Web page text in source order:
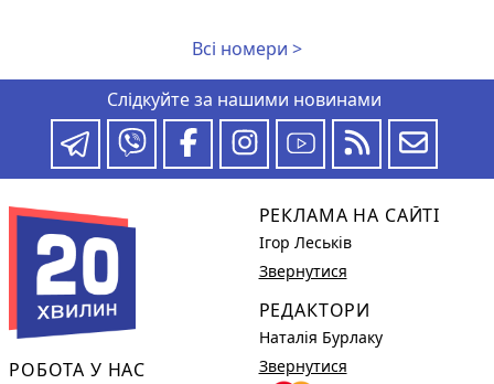
Всі номери >
Слідкуйте за нашими новинами
РОБОТА У НАС
РЕКЛАМА НА САЙТІ
Ігор Леськів
Звернутися
РЕДАКТОРИ
Наталія Бурлаку
Звернутися